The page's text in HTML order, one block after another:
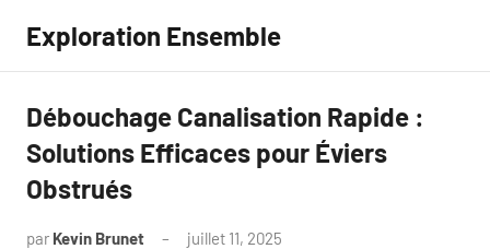
contenu
Exploration Ensemble
Débouchage Canalisation Rapide :
Solutions Efficaces pour Éviers
Obstrués
par Kevin Brunet juillet 11, 2025